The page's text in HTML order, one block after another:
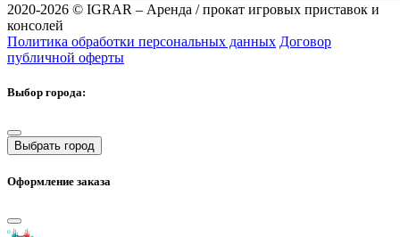
2020-2026 © IGRAR – Аренда / прокат игровых приставок и
консолей
Политика обработки персональных данных Договор
публичной оферты
Выбор города:
Выбрать город
Оформление заказа